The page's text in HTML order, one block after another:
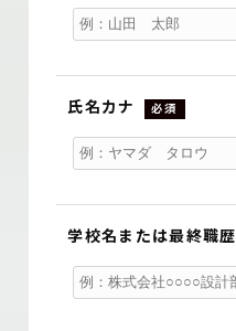
氏名カナ 必須
学校名または最終職歴